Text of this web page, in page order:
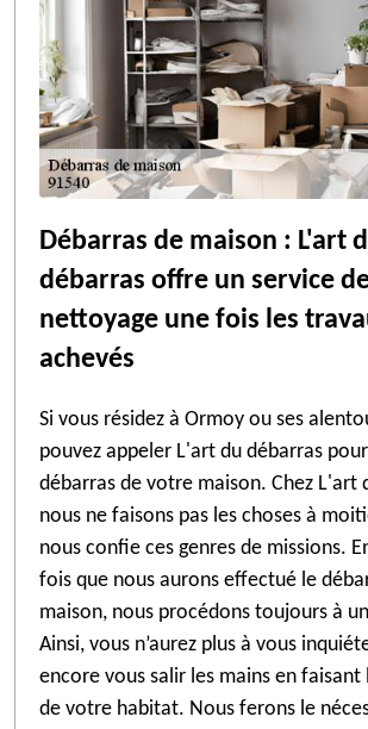
Débarras de maison : L'art
débarras offre un service
nettoyage une fois les
achevés
Si vous résidez à Ormoy ou ses
pouvez appeler L'art du débarras
débarras de votre maison. Chez L'art
nous ne faisons pas les choses à
nous confie ces genres de missions.
fois que nous aurons effectué le
maison, nous procédons toujours à
Ainsi, vous n’aurez plus à vous
encore vous salir les mains en
de votre habitat. Nous ferons le